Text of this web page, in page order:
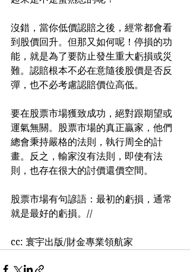
沒錯，當你低價認賠之後，經常都會看
到股價回升。但那又如何呢！停損的功
能，就是為了要防止發生重大虧損或災
難。認賠根本不必在意隨後股價是否反
彈，也不必考慮認賠價位高低。
要在股票市場獲致成功，絕對跟期望或
運氣無關。股票市場的真正贏家，他們
總會秉持嚴格的法則，執行周全的計
畫。反之，輸家沒有法則，即使有法
則，也存在很大的討價還價空間。
股票市場有句諺語：最初的虧損，通常
就是最好的虧損。//
cc: 寰宇出版/財金專業領航家